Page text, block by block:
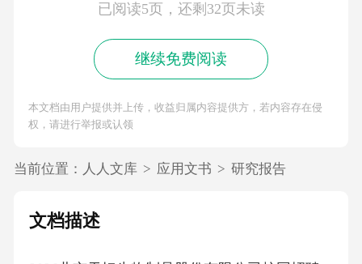
已阅读5页，还剩32页未读
继续免费阅读
本文档由用户提供并上传，收益归属内容提供方，若内容存在侵
权，请进行举报或认领
当前位置： 人人文库 > 应用文书 > 研究报告
文档描述